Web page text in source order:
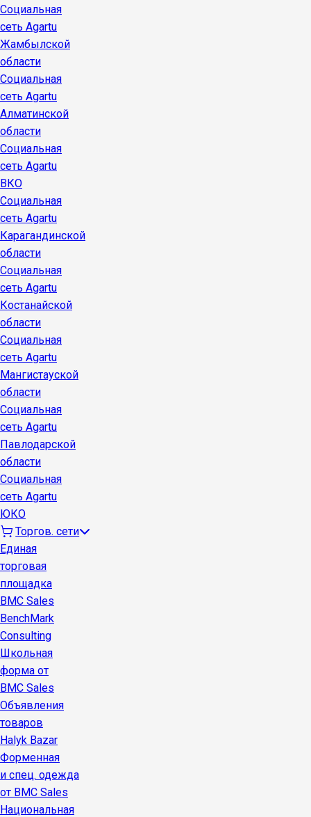
Социальная
сеть Agartu
Жамбылской
области
Социальная
сеть Agartu
Алматинской
области
Социальная
сеть Agartu
ВКО
Социальная
сеть Agartu
Карагандинской
области
Социальная
сеть Agartu
Костанайской
области
Социальная
сеть Agartu
Мангистауской
области
Социальная
сеть Agartu
Павлодарской
области
Социальная
сеть Agartu
ЮКО
Торгов. сети
Единая
торговая
площадка
BMC Sales
BenchMark
Consulting
Школьная
форма от
BMC Sales
Объявления
товаров
Halyk Bazar
Форменная
и спец. одежда
от BMC Sales
Национальная